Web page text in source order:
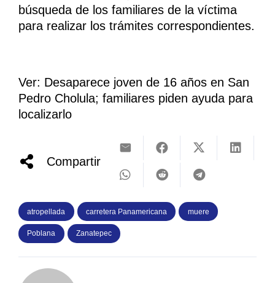
búsqueda de los familiares de la víctima
para realizar los trámites correspondientes.
Ver: Desaparece joven de 16 años en San
Pedro Cholula; familiares piden ayuda para
localizarlo
Compartir
atropellada carretera Panamericana muere
Poblana Zanatepec